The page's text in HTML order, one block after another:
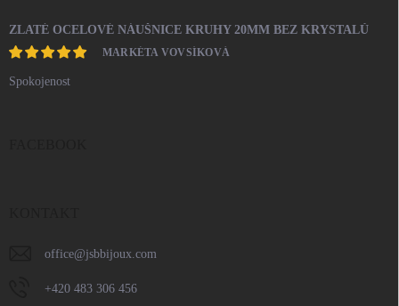
ZLATÉ OCELOVÉ NÁUŠNICE KRUHY 20MM BEZ KRYSTALŮ
MARKÉTA VOVSÍKOVÁ
Spokojenost
office@jsbbijoux.com
+420 483 306 456